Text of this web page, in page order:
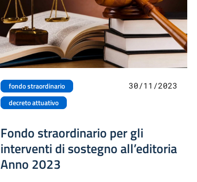
fondo straordinario
decreto attuativo
30/11/2023
Fondo straordinario per gli
interventi di sostegno all’editoria
Anno 2023